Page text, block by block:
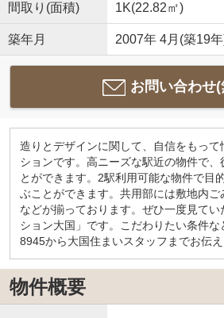
間取り(面積) 1K(22.82㎡)
築年月 2007年 4月(築19
お問い合わせ(
造りとデザインに関して、自信をもっ
ションです。高ニーズな駅近の物件で、
とができます。2駅利用可能な物件で目
ぶことができます。共用部には敷地内ご
などが揃っております。ぜひ一度見てい
ション大国」です。こだわりたい条件
8945から大国住まいスタッフまでお伝え
物件概要